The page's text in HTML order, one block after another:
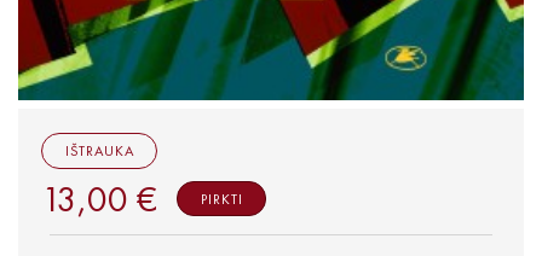
IŠTRAUKA
13,00 € PIRKTI